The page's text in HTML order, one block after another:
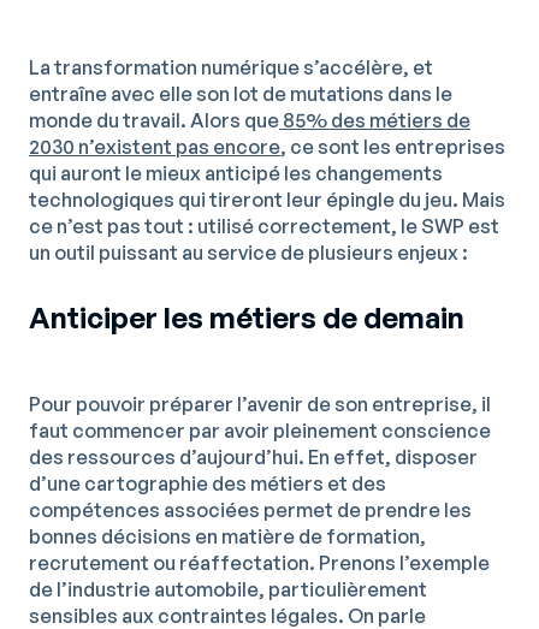
La transformation numérique s’accélère, et
entraîne avec elle son lot de mutations dans le
monde du travail. Alors que 85% des métiers de
2030 n’existent pas encore, ce sont les entreprises
qui auront le mieux anticipé les changements
technologiques qui tireront leur épingle du jeu. Mais
ce n’est pas tout : utilisé correctement, le SWP est
un outil puissant au service de plusieurs enjeux :
Anticiper les métiers de demain
Pour pouvoir préparer l’avenir de son entreprise, il
faut commencer par avoir pleinement conscience
des ressources d’aujourd’hui. En effet, disposer
d’une cartographie des métiers et des
compétences associées permet de prendre les
bonnes décisions en matière de formation,
recrutement ou réaffectation. Prenons l’exemple
de l’industrie automobile, particulièrement
sensibles aux contraintes légales. On parle